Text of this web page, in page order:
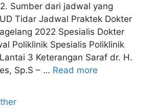
Sumber dari jadwal yang
Tidar Jadwal Praktek Dokter
2022 Spesialis Dokter
Poliklinik Spesialis Poliklinik
3 Keterangan Saraf dr. H.
Sp.S – … Read more